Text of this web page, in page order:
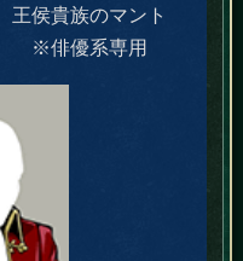
王侯貴族のマント
※俳優系専用